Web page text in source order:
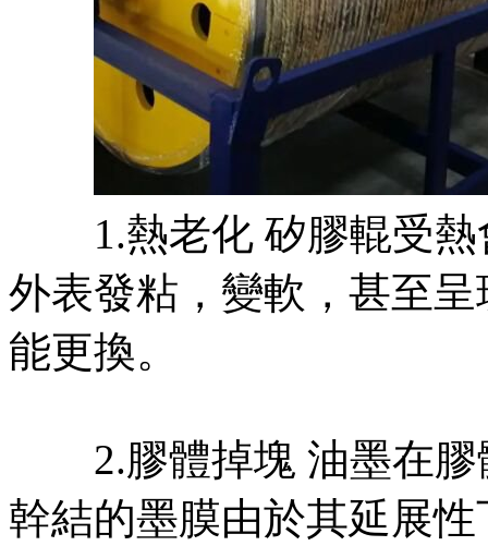
1.熱老化 矽膠輥受熱
外表發粘，變軟，甚至
能更換。
2.膠體掉塊 油墨在膠
幹結的墨膜由於其延展